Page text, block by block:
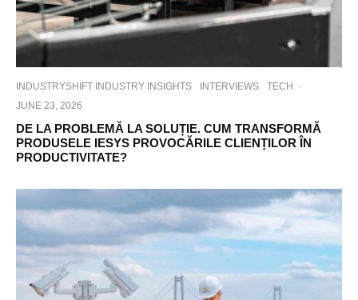
INDUSTRYSHIFT INDUSTRY INSIGHTS INTERVIEWS TECH
·
JUNE 23, 2026
DE LA PROBLEMĂ LA SOLUȚIE. CUM TRANSFORMĂ
PRODUSELE IESYS PROVOCĂRILE CLIENȚILOR ÎN
PRODUCTIVITATE?